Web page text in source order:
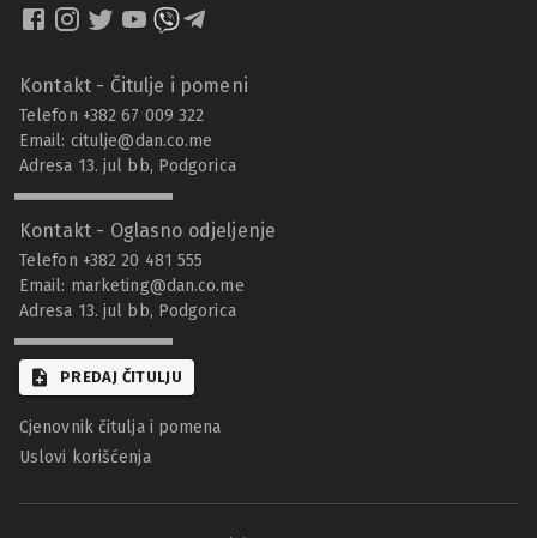
Kontakt - Čitulje i pomeni
Telefon +382 67 009 322
Email: citulje@dan.co.me
Adresa 13. jul bb, Podgorica
Kontakt - Oglasno odjeljenje
Telefon +382 20 481 555
Email: marketing@dan.co.me
Adresa 13. jul bb, Podgorica
PREDAJ ČITULJU
Cjenovnik čitulja i pomena
Uslovi korišćenja